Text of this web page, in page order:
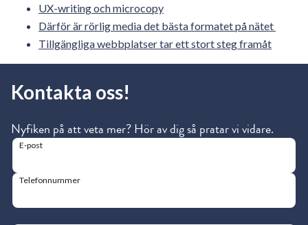
UX-writing och microcopy
Därför är rörlig media det bästa formatet på nätet
Tillgängliga webbplatser tar ett stort steg framåt
Kontakta oss!
Nyfiken på att veta mer? Hör av dig så pratar vi vidare.
E-post
Telefonnummer